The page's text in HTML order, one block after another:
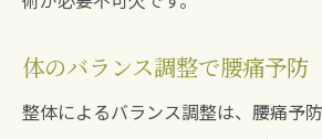
体のバランス調整で腰痛予防
整体によるバランス調整は、腰痛予